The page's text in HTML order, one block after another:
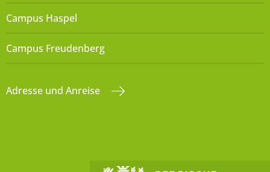
Campus Haspel
Campus Freudenberg
Adresse und Anreise